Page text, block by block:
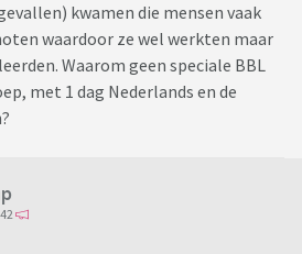
kwamen die mensen vaak
waardoor ze wel werkten maar
Waarom geen speciale BBL
met 1 dag Nederlands en de